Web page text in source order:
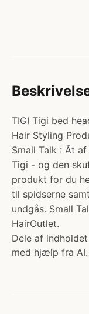
TIGI Tigi bed
Hair Styling
Small Talk : Ãt
Tigi - og den
produkt for du
til spidserne
undgås. Small
HairOutlet.
Dele af
med hjælp fra AI.